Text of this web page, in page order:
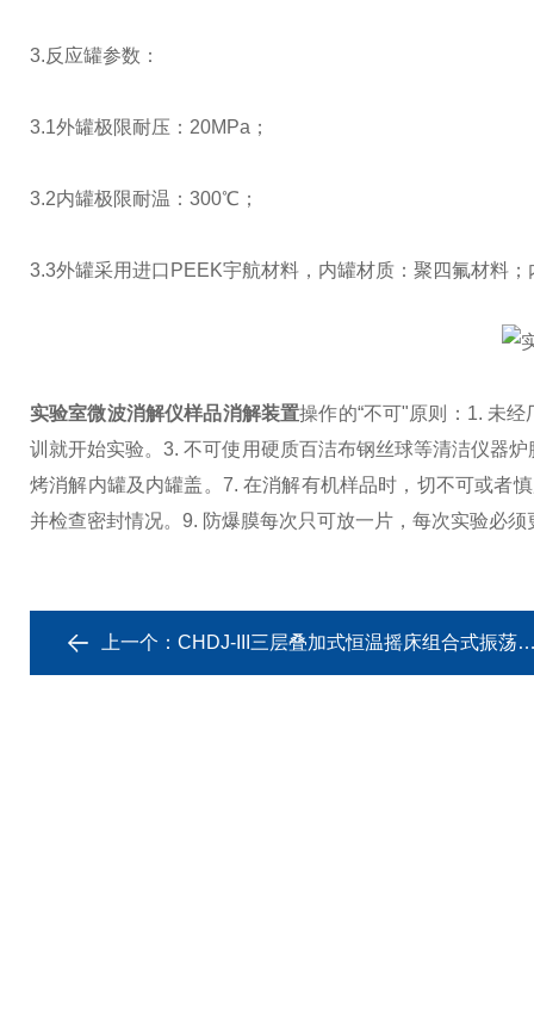
3.反应罐参数：
3.1外罐极限耐压：20MPa；
3.2内罐极限耐温：300℃；
3.3外罐采用进口PEEK宇航材料，内罐材质：聚四氟材料
实验室微波消解仪样品消解装置操作的“不可"原则： 1. 未经
训就开始实验。3. 不可使用硬质百洁布钢丝球等清洁仪器炉
烤消解内罐及内罐盖。 7. 在消解有机样品时，切不可或者
并检查密封情况。 9. 防爆膜每次只可放一片，每次实验必
上一个： CHDJ-III三层叠加式恒温摇床组合式振荡培养箱